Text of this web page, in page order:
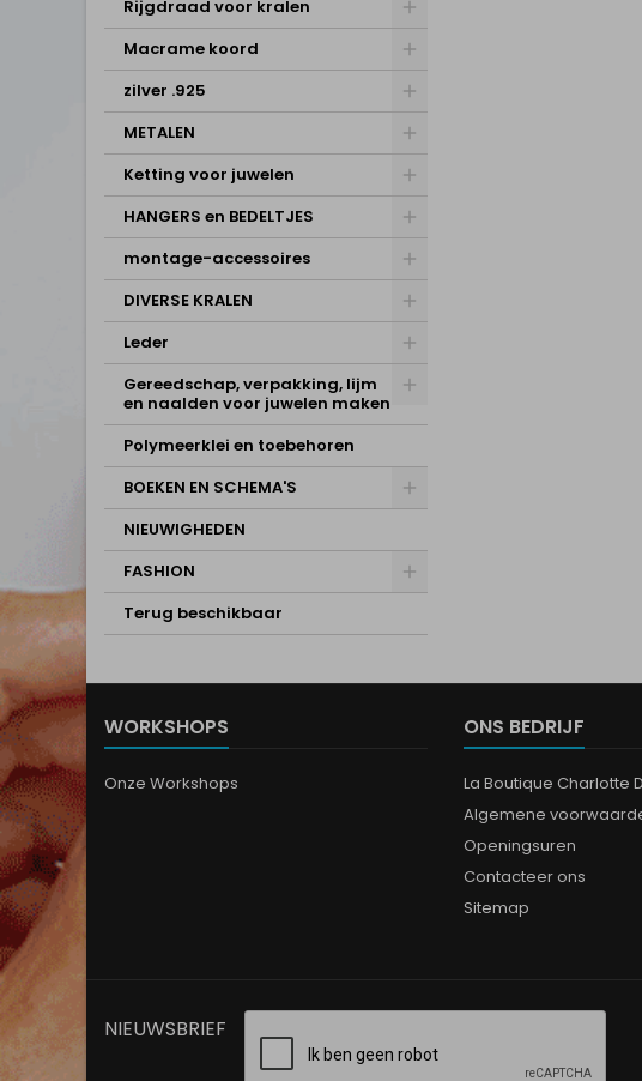
Rijgdraad voor kralen
Macrame koord
zilver .925
METALEN
Ketting voor juwelen
HANGERS en BEDELTJES
montage-accessoires
DIVERSE KRALEN
Leder
Gereedschap, verpakking, lijm
en naalden voor juwelen maken
Polymeerklei en toebehoren
BOEKEN EN SCHEMA'S
NIEUWIGHEDEN
FASHION
Terug beschikbaar
WORKSHOPS
Onze Workshops
ONS BEDRIJF
La Boutique Charlotte
Algemene
Openingsuren
Contacteer ons
Sitemap
NIEUWSBRIEF